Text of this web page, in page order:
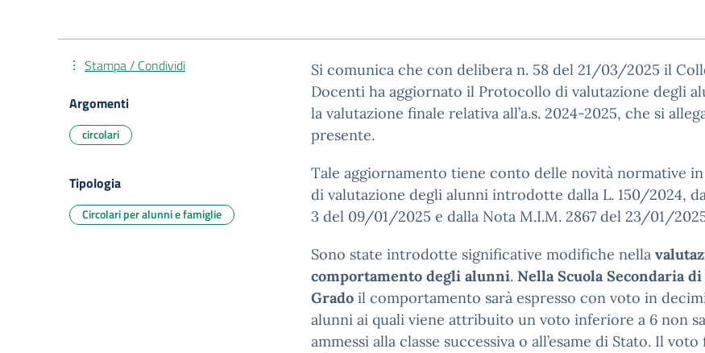
Si comunica che con delibera n. 58 del 21/03/2025 il
Docenti ha aggiornato il Protocollo di valutazione degli
la valutazione finale relativa all’a.s. 2024-2025, che si
presente.
Tale aggiornamento tiene conto delle novità normative
di valutazione degli alunni introdotte dalla L. 150/2024,
3 del 09/01/2025 e dalla Nota M.I.M. 2867 del 23/01/
Sono state introdotte significative modifiche nella
comportamento degli alunni. Nella Scuola Secondaria
Grado il comportamento sarà espresso con voto in
alunni ai quali viene attribuito un voto inferiore a 6 non
ammessi alla classe successiva o all’esame di Stato. Il voto
Stampa / Condividi
Argomenti
circolari
Tipologia
Circolari per alunni e famiglie